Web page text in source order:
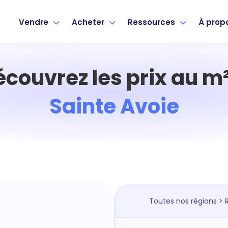
Vendre Acheter Ressources À
les prix au
Sainte Avoie
Toutes nos régions >